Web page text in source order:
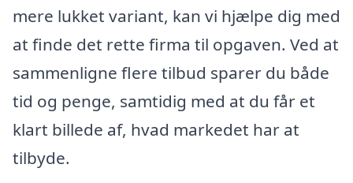
mere lukket variant, kan vi hjælpe dig med
at finde det rette firma til opgaven. Ved at
sammenligne flere tilbud sparer du både
tid og penge, samtidig med at du får et
klart billede af, hvad markedet har at
tilbyde.